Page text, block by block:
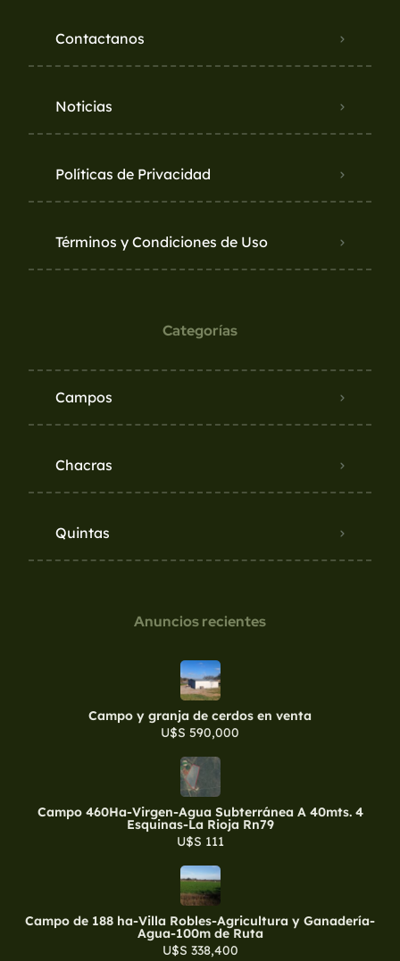
Contactanos
Noticias
Políticas de Privacidad
Términos y Condiciones de Uso
Categorías
Campos
Chacras
Quintas
Anuncios recientes
Campo y granja de cerdos en venta
U$S 590,000
Campo 460Ha-Virgen-Agua Subterránea A 40mts. 4
Esquinas-La Rioja Rn79
U$S 111
Campo de 188 ha-Villa Robles-Agricultura y Ganadería-
Agua-100m de Ruta
U$S 338,400